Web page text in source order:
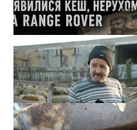
Кеш і Range Rover від
отримала родина 1-го
21-07-2026 в 11:08
ВИБІР РЕДАКЦІЇ